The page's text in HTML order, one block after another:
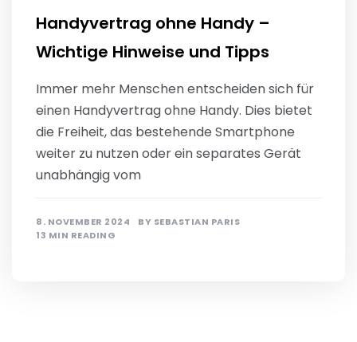
Handyvertrag ohne Handy –
Wichtige Hinweise und Tipps
Immer mehr Menschen entscheiden sich für
einen Handyvertrag ohne Handy. Dies bietet
die Freiheit, das bestehende Smartphone
weiter zu nutzen oder ein separates Gerät
unabhängig vom
8. NOVEMBER 2024 BY SEBASTIAN PARIS
13 MIN READING